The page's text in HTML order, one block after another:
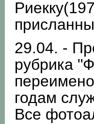
29.04. -
рубрика
годам
Все